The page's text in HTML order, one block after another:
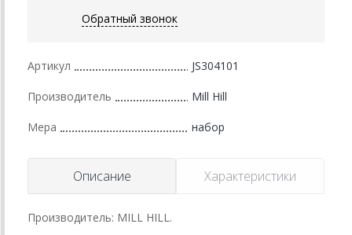
Обратный звонок
Артикул JS304101
Производитель Mill Hill
Мера набор
Описание Характеристики
Производитель: MILL HILL.